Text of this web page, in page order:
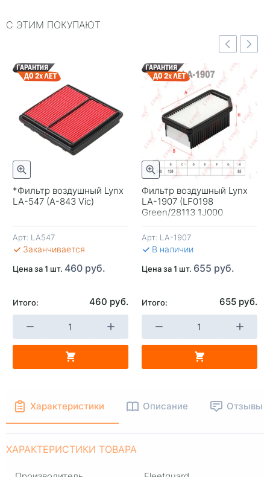
С ЭТИМ ПОКУПАЮТ
*Фильтр воздушный Lynx
LA-547 (A-843 Vic)
Арт: LA547
Заканчивается
Цена за 1 шт. 460 руб.
Итого: 460 руб.
Фильтр воздушный Lynx
LA-1907 (LF0198
Green/28113 1J000
Mobis/28113 2K000 Mobis)
Арт: LA-1907
В наличии
Цена за 1 шт. 655 руб.
Итого: 655 руб.
КОРЗИНУ
+
В КОРЗИНУ
Быстрый просмотр
Характеристики Описание Отзывы
ХАРАКТЕРИСТИКИ ТОВАРА